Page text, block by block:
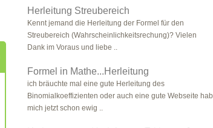
Herleitung Streubereich
Kennt jemand die Herleitung der Formel für den
Streubereich (Wahrscheinlichkeitsrechung)? Vielen
Dank im Voraus und liebe ..
Formel in Mathe...Herleitung
ich bräuchte mal eine gute Herleitung des
Binomialkoeffizienten oder auch eine gute Webseite hab
mich jetzt schon ewig ..